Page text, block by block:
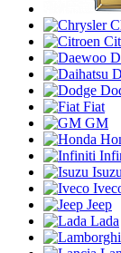
Fiat
GM
Isuzu
Jeep
Lada